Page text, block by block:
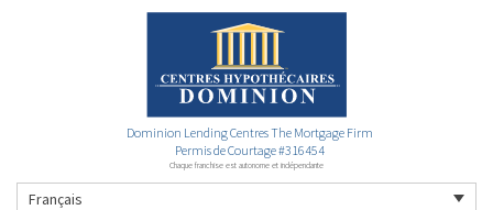
Dominion Lending Centres The Mortgage Firm
Permis de Courtage #316454
Chaque franchise est autonome et indépendante
Français